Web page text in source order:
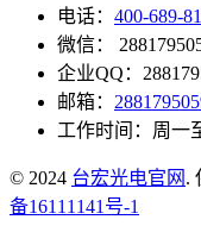
电话： 400-689-
微信：
企业QQ：
邮箱：
工作时间：周一
© 2024 台宏光电官网 .
备16111141号-1